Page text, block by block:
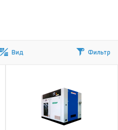
Вид Фильтр